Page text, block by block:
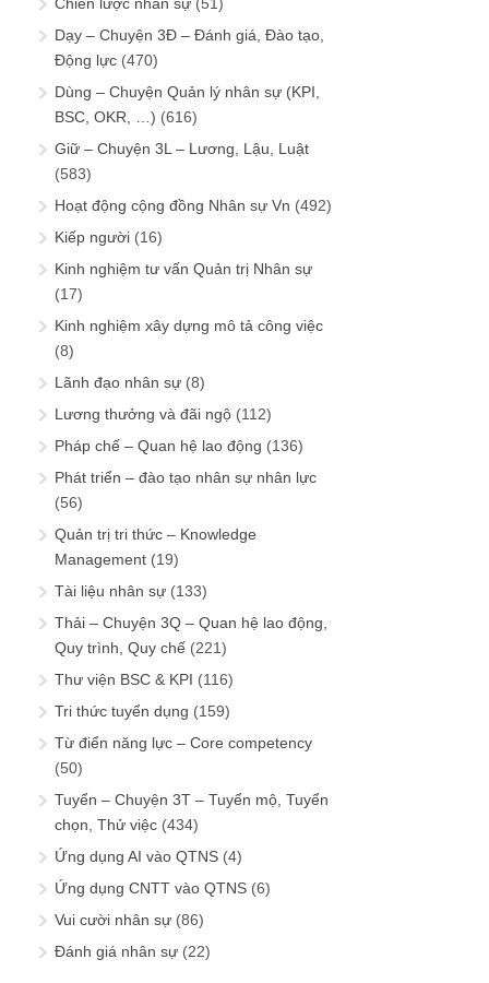
Chiến lược nhân sự (51)
Dạy – Chuyện 3Đ – Đánh giá, Đào tạo,
Động lực (470)
Dùng – Chuyện Quản lý nhân sự (KPI,
BSC, OKR, …) (616)
Giữ – Chuyện 3L – Lương, Lậu, Luật
(583)
Hoạt động cộng đồng Nhân sự Vn (492)
Kiếp người (16)
Kinh nghiệm tư vấn Quản trị Nhân sự
(17)
Kinh nghiệm xây dựng mô tả công việc
(8)
Lãnh đạo nhân sự (8)
Lương thưởng và đãi ngộ (112)
Pháp chế – Quan hệ lao động (136)
Phát triển – đào tạo nhân sự nhân lực
(56)
Quản trị tri thức – Knowledge
Management (19)
Tài liệu nhân sự (133)
Thải – Chuyện 3Q – Quan hệ lao động,
Quy trình, Quy chế (221)
Thư viện BSC & KPI (116)
Tri thức tuyển dụng (159)
Từ điển năng lực – Core competency
(50)
Tuyển – Chuyện 3T – Tuyển mộ, Tuyển
chọn, Thử việc (434)
Ứng dụng AI vào QTNS (4)
Ứng dụng CNTT vào QTNS (6)
Vui cười nhân sự (86)
Đánh giá nhân sự (22)